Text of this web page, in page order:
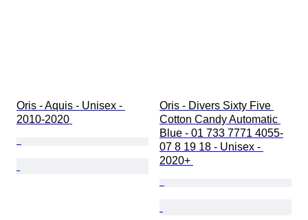
Oris - Aquis - Unisex -
2010-2020
Oris - Divers Sixty Five
Cotton Candy Automatic
Blue - 01 733 7771 4055-
07 8 19 18 - Unisex -
2020+